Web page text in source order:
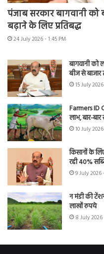
पंजाब सरकार बागवानी
बढ़ाने के लिए प्रतिबद्ध
24 July 2026 - 1:45 PM
बागवानी को
बीज से बाजार
15 July
Farmers ID
लाभ, बार-
10 July
किसानों के
रही 40%
9 July 2026
न मंडी की
लाखों रुपये
8 July 2026